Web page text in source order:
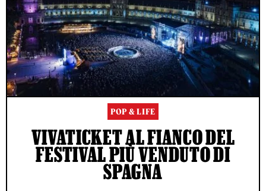
POP & LIFE
VIVATICKET AL FIANCO DEL
FESTIVAL PIÙ VENDUTO DI
SPAGNA